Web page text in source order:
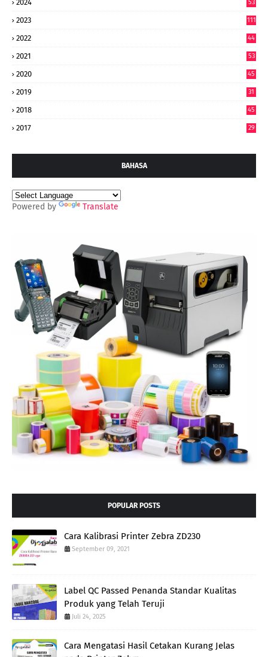
2024
53
2023 111
2022
44
2021 53
2020 45
2019 31
2018 45
2017 29
BAHASA
Powered by Translate
POPULAR POSTS
Cara Kalibrasi Printer Zebra ZD230
September 09, 2021
Label QC Passed Penanda Standar Kualitas
Produk yang Telah Teruji
Juli 24, 2025
Cara Mengatasi Hasil Cetakan Kurang Jelas